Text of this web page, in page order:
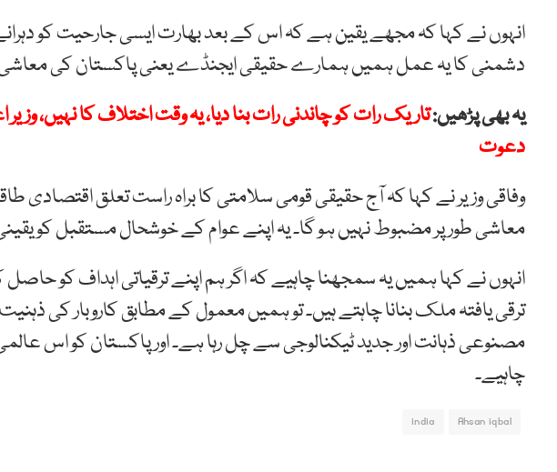
انہوں نے کہا کہ مجھے یقین ہے کہ اس کے بعد بھارت ایسی جارحیت کو
دشمنی کا یہ عمل ہمیں ہمارے حقیقی ایجنڈے یعنی پاکستان کی معاشی
یہ بھی پڑھیں:تاریک رات کو چاندنی رات بنا دیا، یہ وقت اختلاف کا نہیں،
دعوت
وفاقی وزیر نے کہا کہ آج حقیقی قومی سلامتی کا براہ راست تعلق
معاشی طور پر مضبوط نہیں ہو گا۔ یہ اپنے عوام کے خوشحال مستقبل کو
انہوں نے کہا ہمیں یہ سمجھنا چاہیے کہ اگر ہم اپنے ترقیاتی اہداف کو حاصل
ترقی یافتہ ملک بنانا چاہتے ہیں۔ تو ہمیں معمول کے مطابق کاروبار کی
مصنوعی ذہانت اور جدید ٹیکنالوجی سے چل رہا ہے۔ اور پاکستان کو اس
چاہیے۔
Ahsan iqbal
india